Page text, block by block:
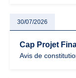
30/07/2026
Cap Projet
Avis de